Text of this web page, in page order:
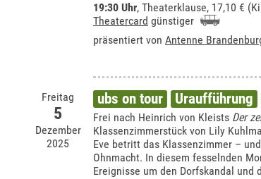
19:30 Uhr, Theaterklause, 17,10 €
Theatercard günstiger
präsentiert von Antenne
Freitag
5
Dezember
2025
ubs on tour Uraufführung
Frei nach Heinrich von Kleists Der
Klassenzimmerstück von Lily
Eve betritt das Klassenzimmer –
Ohnmacht. In diesem fesselnden
Ereignisse um den Dorfskandal und